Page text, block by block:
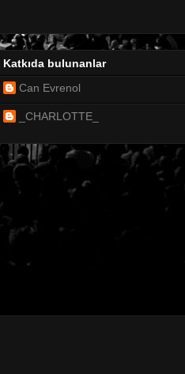
Katkıda bulunanlar
Can Evrenol
_CHARLOTTE_